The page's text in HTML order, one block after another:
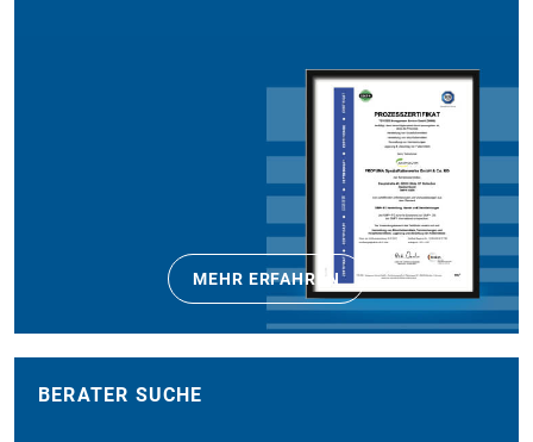
MEHR ERFAHREN
BERATER SUCHE